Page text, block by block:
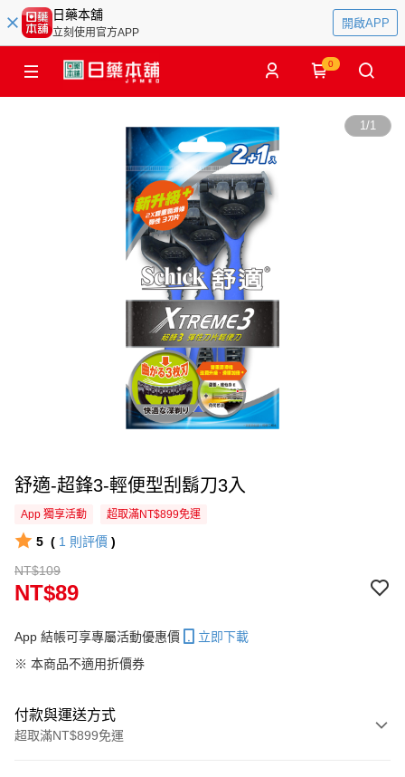
日藥本舖
立刻使用官方APP
開啟APP
0
1/1
舒適-超鋒3-輕便型刮鬍刀3入
App 獨享活動 超取滿NT$899免運
5 ( 1 則評價 )
NT$109
NT$89
App 結帳可享專屬活動優惠價
立即下載
※ 本商品不適用折價券
付款與運送方式
超取滿NT$899免運